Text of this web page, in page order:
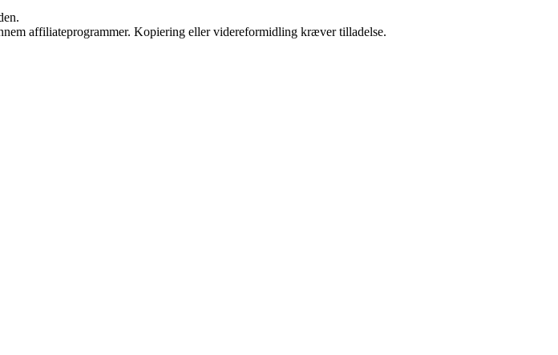
affiliateprogrammer. Kopiering eller videreformidling kræver tilladelse.